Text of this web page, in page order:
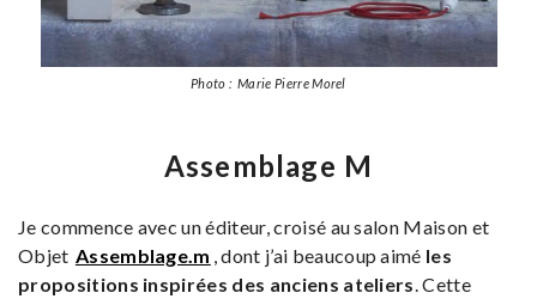
Photo : Marie Pierre Morel
Assemblage M
Je commence avec un éditeur, croisé au salon Maison et
Objet Assemblage.m , dont j’ai beaucoup aimé les
propositions inspirées des anciens ateliers . Cette